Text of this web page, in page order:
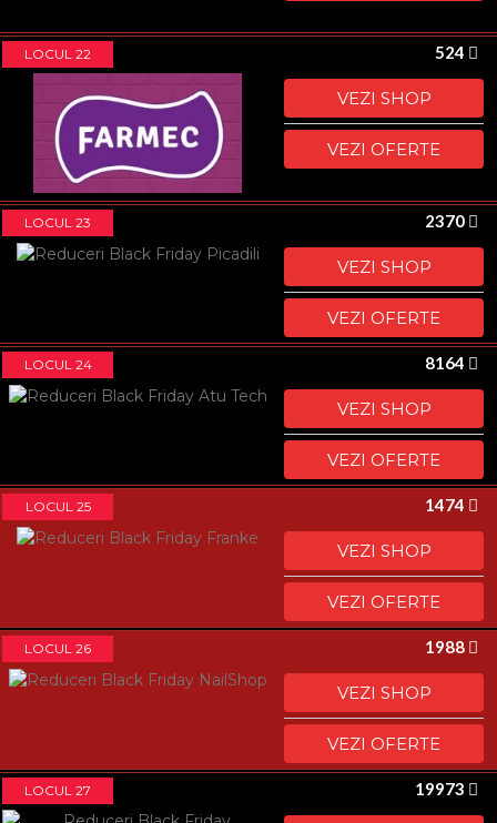
LOCUL 22 524
VEZI SHOP
VEZI OFERTE
LOCUL 23 2370
VEZI SHOP
VEZI OFERTE
LOCUL 24 8164
VEZI SHOP
VEZI OFERTE
LOCUL 25 1474
VEZI SHOP
VEZI OFERTE
LOCUL 26 1988
VEZI SHOP
VEZI OFERTE
LOCUL 27 19973